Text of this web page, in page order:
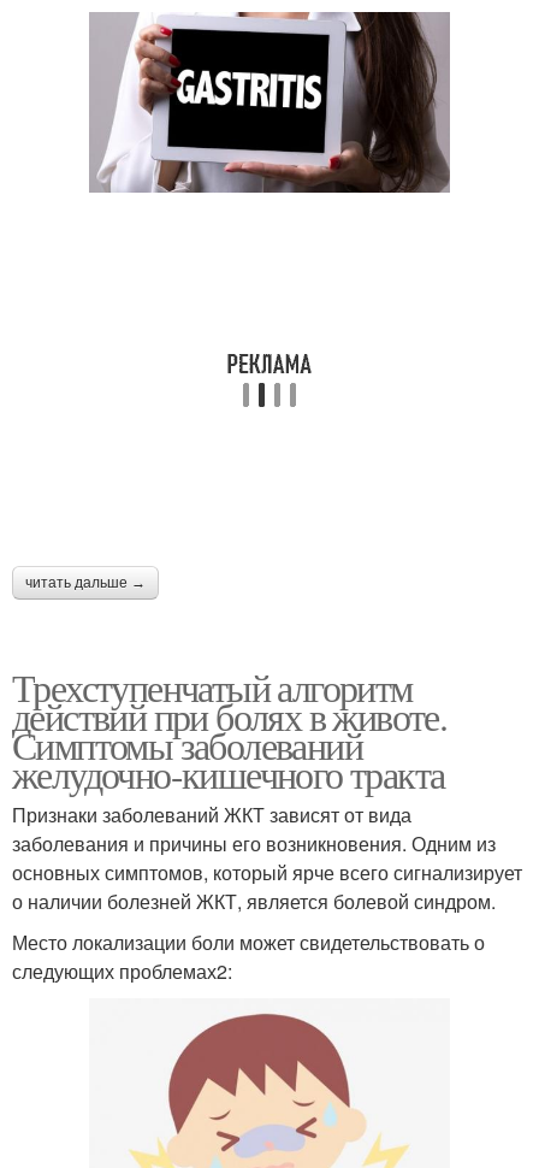
читать дальше →
Трехступенчатый алгоритм
действий при болях в животе.
Симптомы заболеваний
желудочно-кишечного тракта
Признаки заболеваний ЖКТ зависят от вида
заболевания и причины его возникновения. Одним из
основных симптомов, который ярче всего сигнализирует
о наличии болезней ЖКТ, является болевой синдром.
Место локализации боли может свидетельствовать о
следующих проблемах2: